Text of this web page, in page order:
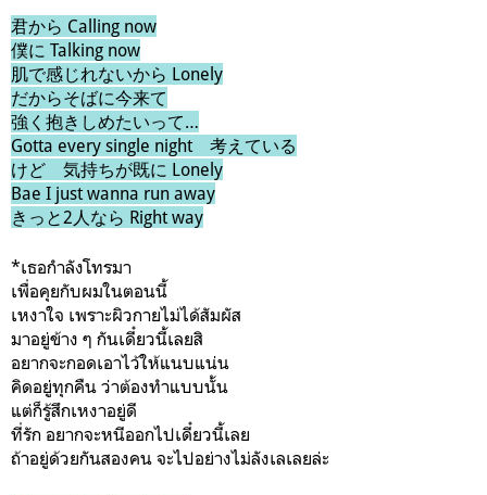
君から Calling now
僕に Talking now
肌で感じれないから Lonely
だからそばに今来て
強く抱きしめたいって…
Gotta every single night 考えている
けど 気持ちが既に Lonely
Bae I just wanna run away
きっと2人なら Right way
*เธอกำลังโทรมา
เพื่อคุยกับผมในตอนนี้
เหงาใจ เพราะผิวกายไม่ได้สัมผัส
มาอยู่ข้าง ๆ กันเดี๋ยวนี้เลยสิ
อยากจะกอดเอาไว้ให้แนบแน่น
คิดอยู่ทุกคืน ว่าต้องทำแบบนั้น
แต่ก็รู้สึกเหงาอยู่ดี
ที่รัก อยากจะหนีออกไปเดี๋ยวนี้เลย
ถ้าอยู่ด้วยกันสองคน จะไปอย่างไม่ลังเลเลยล่ะ